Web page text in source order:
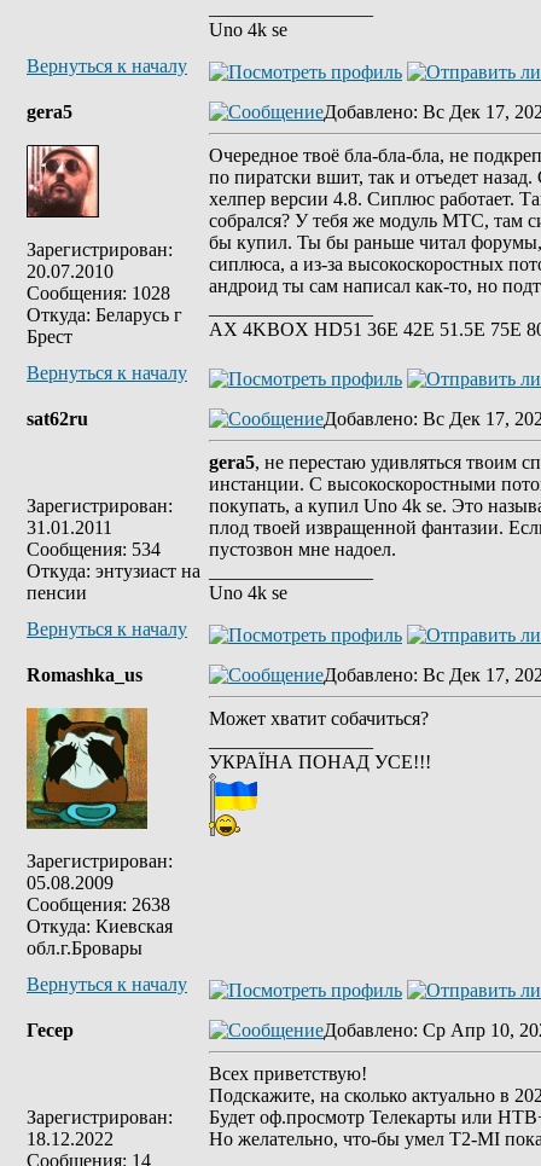
Uno 4k se
Вернуться к началу
gera5
Зарегистрирован:
20.07.2010
Сообщения: 1028
Откуда: Беларусь г
Брест
Добавлено: Вс Дек 17,
Очередное твоё бла-бла-бла, не
по пиратски вшит, так и отъедет
хелпер версии 4.8. Сиплюс работает.
собрался? У тебя же модуль МТС, там
бы купил. Ты бы раньше читал форумы,
сиплюса, а из-за высокоскоростных
андроид ты сам написал как-то, но
АХ 4KBOX HD51 36E 42Е 51.5Е 75Е
Вернуться к началу
sat62ru
Зарегистрирован:
31.01.2011
Сообщения: 534
Откуда: энтузиаст на
пенсии
Добавлено: Вс Дек 17,
gera5, не перестаю удивляться твоим
инстанции. С высокоскоростными
покупать, а купил Uno 4k se. Это
плод твоей извращенной фантазии.
пустозвон мне надоел.
Uno 4k se
Вернуться к началу
Romashka_us
Зарегистрирован:
05.08.2009
Сообщения: 2638
Откуда: Киевская
обл.г.Бровары
Добавлено: Вс Дек 17,
Может хватит собачиться?
УКРАЇНА ПОНАД УСЕ!!!
Вернуться к началу
Гесер
Зарегистрирован:
18.12.2022
Сообщения: 14
Добавлено: Ср Апр 10,
Всех приветствую!
Подскажите, на сколько актуально в
Будет оф.просмотр Телекарты или
Но желательно, что-бы умел T2-MI